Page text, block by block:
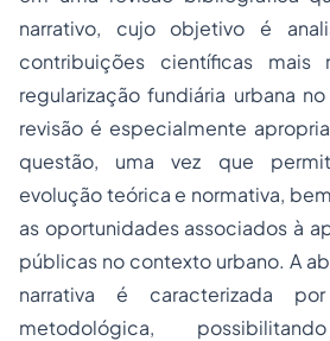
narrativo, cujo objetivo é
contribuições científicas mais
regularização fundiária urbana
revisão é especialmente
questão, uma vez que
evolução teórica e normativa,
as oportunidades associados à
públicas no contexto urbano. A
narrativa é caracterizada
metodológica,